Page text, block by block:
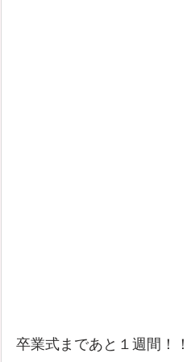
卒業式まであと１週間！